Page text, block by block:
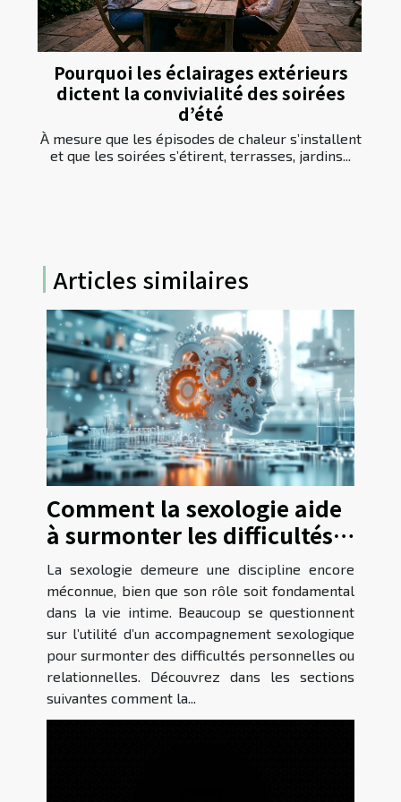
Pourquoi les éclairages extérieurs
dictent la convivialité des soirées
d’été
À mesure que les épisodes de chaleur s’installent
et que les soirées s’étirent, terrasses, jardins...
Articles similaires
Comment la sexologie aide
à surmonter les difficultés
intimes ?
La sexologie demeure une discipline encore
méconnue, bien que son rôle soit fondamental
dans la vie intime. Beaucoup se questionnent
sur l’utilité d’un accompagnement sexologique
pour surmonter des difficultés personnelles ou
relationnelles. Découvrez dans les sections
suivantes comment la...